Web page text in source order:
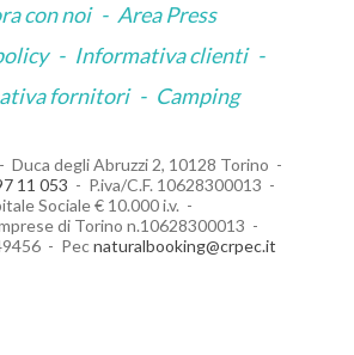
con noi - Area Press
- Informativa clienti -
fornitori - Camping
Duca degli Abruzzi 2, 10128 Torino
11 053
P.iva/C.F. 10628300013
Sociale € 10.000 i.v.
di Torino n.10628300013
Pecnaturalbooking@crpec.it